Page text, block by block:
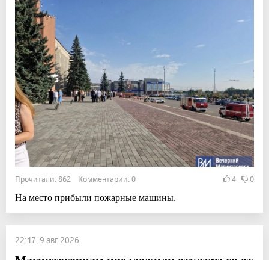
Прочитали: 862 Комментарии: 0 4 0
На место прибыли пожарные машины.
22:17, 9 авг 2026